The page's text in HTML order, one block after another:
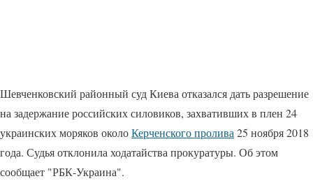
Шевченковский районный суд Киева отказался дать разрешение
на задержание российских силовиков, захвативших в плен 24
украинских моряков околоКерченского пролива25 ноября 2018
года. Судья отклонила ходатайства прокуратуры. Об этом
сообщает "РБК-Украина".